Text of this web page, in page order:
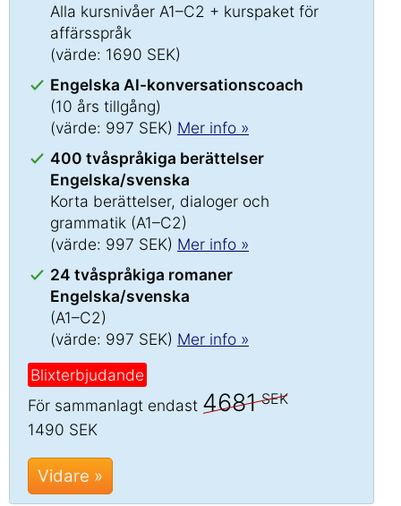
Alla kursnivåer A1–C2 + kurspaket för
affärsspråk
(värde: 1690 SEK)
Engelska AI-konversationscoach
(10 års tillgång)
(värde: 997 SEK) Mer info »
400 tvåspråkiga berättelser
Engelska/svenska
Korta berättelser, dialoger och
grammatik (A1–C2)
(värde: 997 SEK) Mer info »
24 tvåspråkiga romaner
Engelska/svenska
(A1–C2)
(värde: 997 SEK) Mer info »
Blixterbjudande
För sammanlagt endast 4681SEK
1490 SEK
Vidare »